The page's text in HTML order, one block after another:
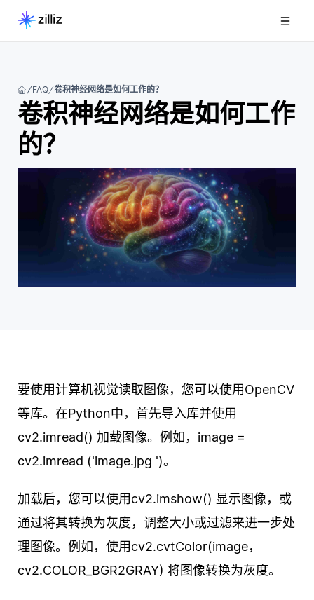
FAQ 卷积神经网络是如何工作的？
卷积神经网络是如何工作
的？
要使用计算机视觉读取图像，您可以使用OpenCV
等库。在Python中，首先导入库并使用
cv2.imread() 加载图像。例如，image =
cv2.imread ('image.jpg ')。
加载后，您可以使用cv2.imshow() 显示图像，或
通过将其转换为灰度，调整大小或过滤来进一步处
理图像。例如，使用cv2.cvtColor(image，
cv2.COLOR_BGR2GRAY) 将图像转换为灰度。